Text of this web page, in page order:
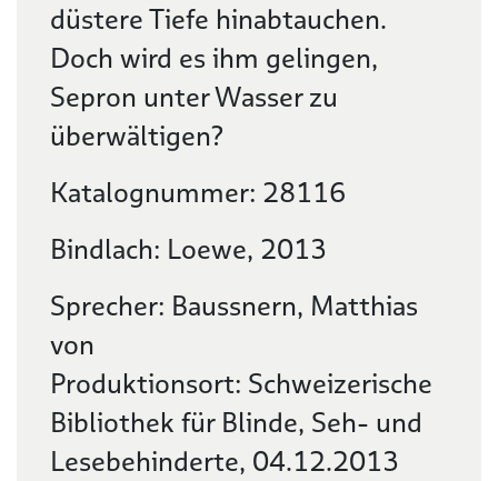
düstere Tiefe hinabtauchen.
Doch wird es ihm gelingen,
Sepron unter Wasser zu
überwältigen?
Katalognummer: 28116
Bindlach: Loewe, 2013
Sprecher: Baussnern, Matthias
von
Produktionsort: Schweizerische
Bibliothek für Blinde, Seh- und
Lesebehinderte, 04.12.2013